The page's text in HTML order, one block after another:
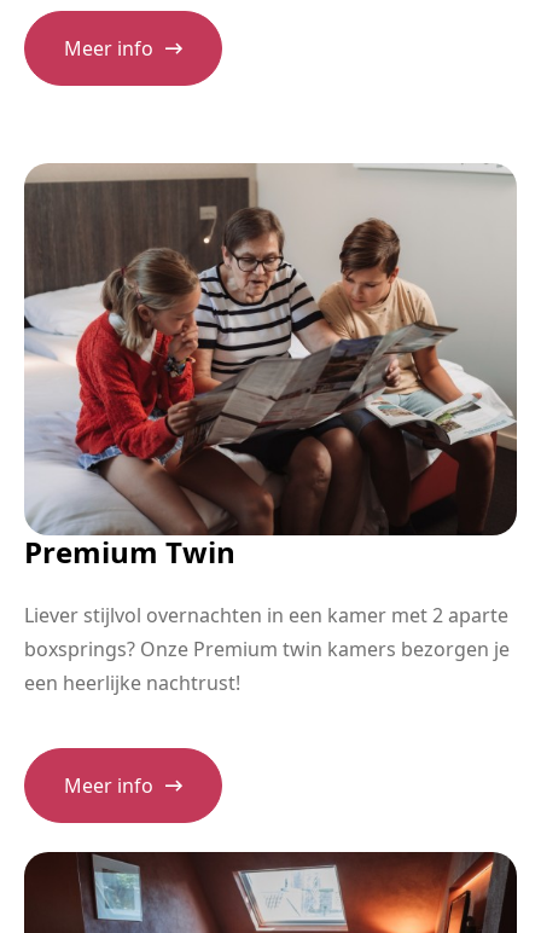
Meer info
Premium Twin
Liever stijlvol overnachten in een kamer met 2 aparte
boxsprings? Onze Premium twin kamers bezorgen je
een heerlijke nachtrust!
Meer info